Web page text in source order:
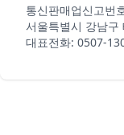
통신판매업신고번
서울특별시 강남
대표전화: 0507-